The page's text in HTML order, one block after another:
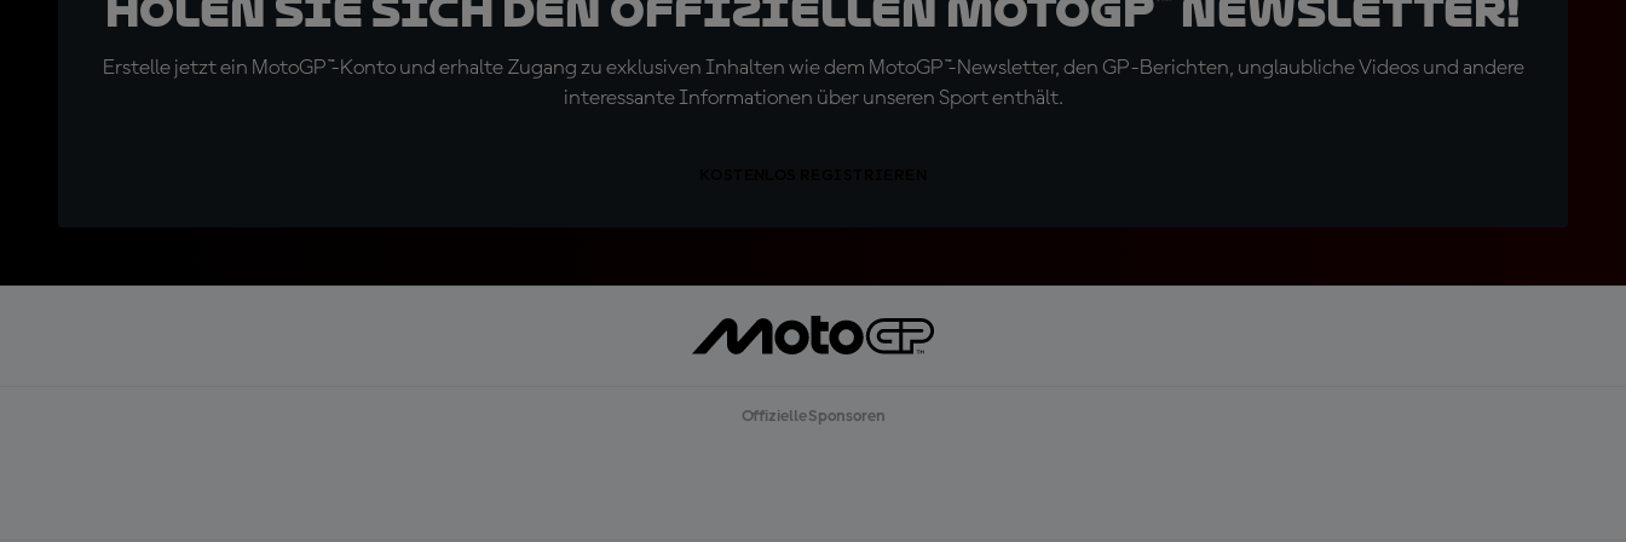
Holen Sie sich den offiziellen MotoGP™ Newsletter!
Erstelle jetzt ein MotoGP™-Konto und erhalte Zugang zu exklusiven Inhalten wie dem MotoGP™-Newsletter, den GP-Berichten, unglaubliche Videos und andere
interessante Informationen über unseren Sport enthält.
Offizielle Sponsoren